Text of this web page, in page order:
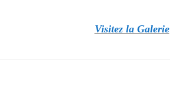
Visitez la Galerie